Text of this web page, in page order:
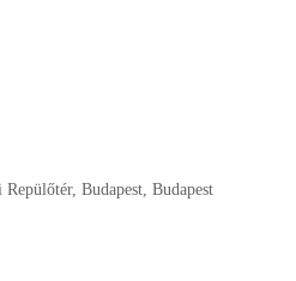
Budapest, Budapest